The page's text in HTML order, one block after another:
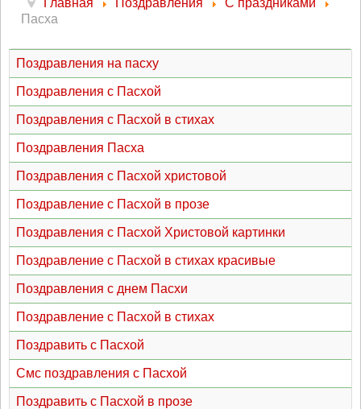
Главная Поздравления
С праздниками
Пасха
Поздравления на пасху
Поздравления с Пасхой
Поздравления с Пасхой в стихах
Поздравления Пасха
Поздравления с Пасхой христовой
Поздравление с Пасхой в прозе
Поздравления с Пасхой Христовой картинки
Поздравление с Пасхой в стихах красивые
Поздравления с днем Пасхи
Поздравление с Пасхой в стихах
Поздравить с Пасхой
Смс поздравления с Пасхой
Поздравить с Пасхой в прозе